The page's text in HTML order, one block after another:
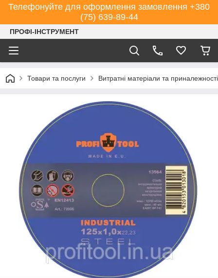
Телефонуйте для оформлення замовлення +380
(75) 639-89-44
ПРОФІ-ІНСТРУМЕНТ
Товари та послуги Витратні матеріали та